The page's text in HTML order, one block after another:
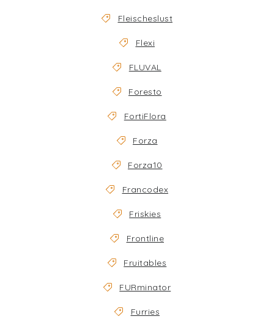
Fleischeslust
Flexi
FLUVAL
Foresto
FortiFlora
Forza
Forza10
Francodex
Friskies
Frontline
Fruitables
FURminator
Furries